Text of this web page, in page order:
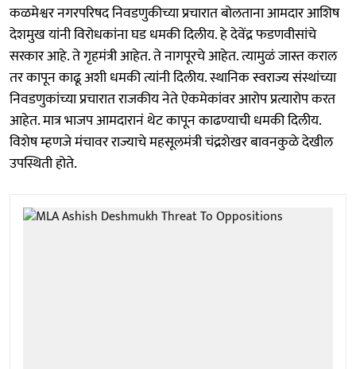
कळमेश्वर नगरपरिषद निवडणुकीच्या प्रचारात बोलताना आमदार आशिष
देशमुख यांनी विरोधकांना घड धमकी दिलीय. हे देवेंद्र फडणवीसांचे
सरकार आहे. ते गृहमंत्री आहेत. ते नागपूरचे आहेत. त्यामुळं जास्त कराल
तर कापून काढू अशी धमकी त्यांनी दिलीय. स्थानिक स्वराज्य संस्थांच्या
निवडणुकांच्या प्रचारात राजकीय नेते ऐकमेकांवर आरोप प्रत्यारोप करत
आहेत. मात्र भाजप आमदारानं थेट कापून काढण्याची धमकी दिलीय.
विशेष म्हणजे मंचावर राज्याचे महसूलमंत्री चंद्रशेखर बावनकुळे देखील
उपस्थिती होते.